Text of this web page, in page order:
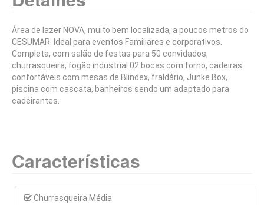
Locação de brinquedos infantis
Mesas de Bilhar e Jukebox
Área de lazer NOVA, muito bem localizada, a poucos metros do
CESUMAR. Ideal para eventos Familiares e corporativos.
Completa, com salão de festas para 50 convidados,
churrasqueira, fogão industrial 02 bocas com forno, cadeiras
confortáveis com mesas de Blindex, fraldário, Junke Box,
piscina com cascata, banheiros sendo um adaptado para
cadeirantes.
Características
Churrasqueira Média